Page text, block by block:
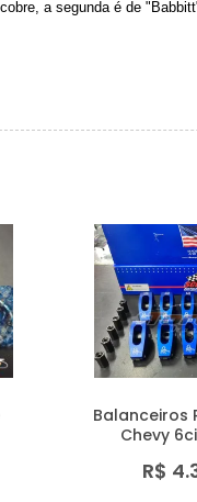
a segunda é de
Balanceiros
Chevy
R$